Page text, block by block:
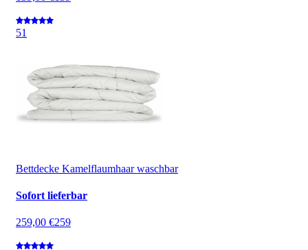
51
Bettdecke Kamelflaumhaar waschbar
Sofort lieferbar
259,00 €259